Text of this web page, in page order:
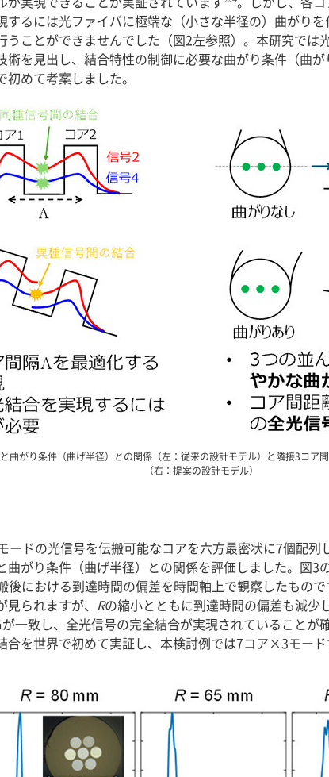
するには光ファイバに極端な（小さな半径の）曲がり
うことができませんでした（図2左参照）。本研究で
術を見出し、結合特性の制御に必要な曲がり条件（曲
めて考案しました。
曲がり条件（曲げ半径）との関係（左：従来の設計モデル）と隣接3コア
（右：提案の設計モデル）
ードの光信号を伝搬可能なコアを六方最密状に7個配
がり条件（曲げ半径）との関係を評価しました。図3
における到達時間の偏差を時間軸上で観察したもので
られますが、 Rの縮小とともに到達時間の偏差も減少
一致し、全光信号の完全結合が実現されていることが
合を世界で初めて実証し、本検討例では7コア×3モー